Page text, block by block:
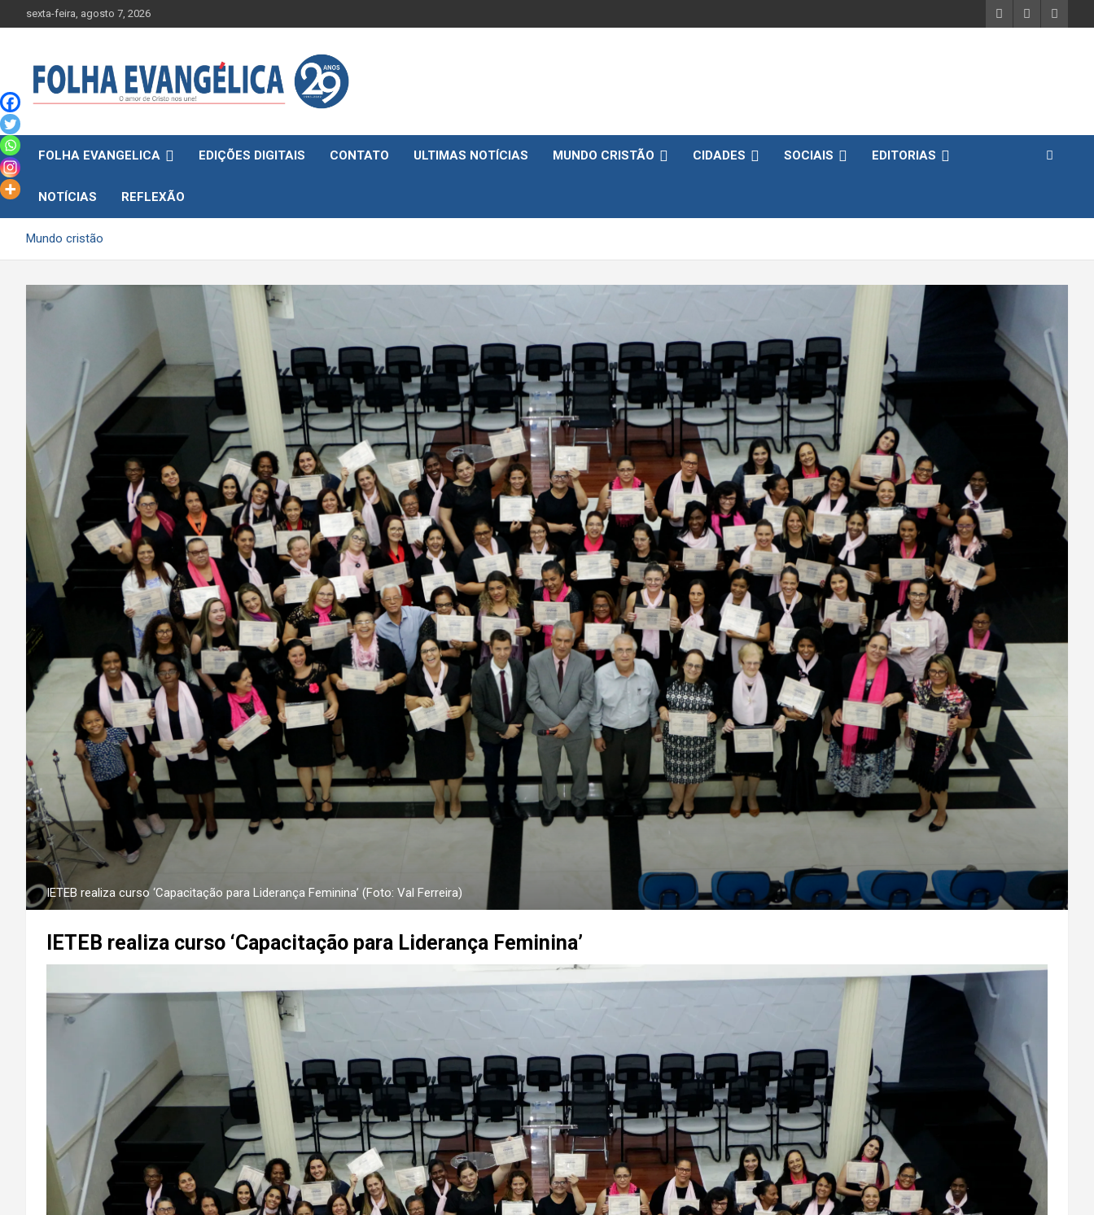
to
sexta-feira, agosto 7, 2026
FOLHA EVANGELICA EDIÇÕES DIGITAIS CONTATO ULTIMAS NOTÍCIAS MUNDO CRISTÃO CIDADES SOCIAIS EDITORIAS
NOTÍCIAS REFLEXÃO
Mundo cristão
IETEB realiza curso ‘Capacitação para Liderança Feminina’ (Foto: Val Ferreira)
IETEB realiza curso ‘Capacitação para Liderança Feminina’